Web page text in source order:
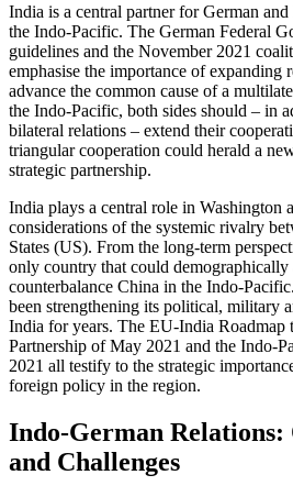
India is a central partner for German
the Indo-Pacific. The German Federal
guidelines and the November 2021
emphasise the importance of expanding
advance the common cause of a
the Indo-Pacific, both sides should – in
bilateral relations – extend their
triangular cooperation could herald a
strategic partnership.
India plays a central role in Washington
considerations of the systemic rivalry
States (US). From the long-term
only coun­try that could
counterbalance China in the Indo-
been strengthening its political, military
India for years. The EU-India Roadmap
Partnership of May 2021 and the Indo-
2021 all testify to the strategic
foreign policy in the region.
Indo-German
and Challenges